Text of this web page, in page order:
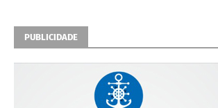
PUBLICIDADE